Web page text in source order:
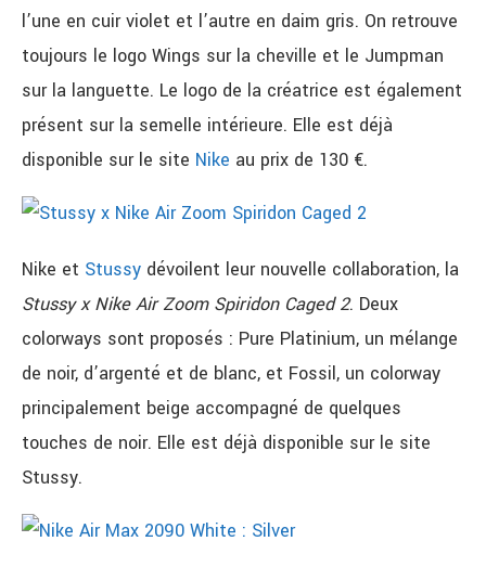
l’une en cuir violet et l’autre en daim gris. On retrouve
toujours le logo Wings sur la cheville et le Jumpman
sur la languette. Le logo de la créatrice est également
présent sur la semelle intérieure. Elle est déjà
disponible sur le site Nike au prix de 130 €.
Nike et Stussy dévoilent leur nouvelle collaboration, la
Stussy x Nike Air Zoom Spiridon Caged 2. Deux
colorways sont proposés : Pure Platinium, un mélange
de noir, d’argenté et de blanc, et Fossil, un colorway
principalement beige accompagné de quelques
touches de noir. Elle est déjà disponible sur le site
Stussy.